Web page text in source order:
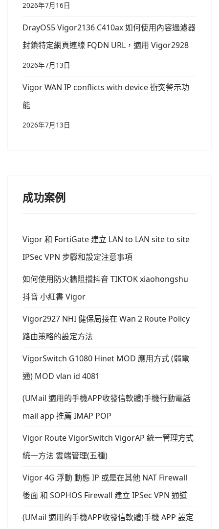
2026年7月16日
DrayOS5 Vigor2136 C410ax 如何使用內容過濾器
封鎖特定網頁連線 FQDN URL，適用 Vigor2928
2026年7月13日
Vigor WAN IP conflicts with device 衝突警示功
能
2026年7月13日
成功案例
Vigor 和 FortiGate 建立 LAN to LAN site to site
IPSec VPN 步驟和設定注意事項
如何使用防火牆阻擋抖音 TIKTOK xiaohongshu
抖音 小紅書 Vigor
Vigor2927 NHI 健保局接在 Wan 2 Route Policy
路由策略的設定方法
VigorSwitch G1080 Hinet MOD 應用方式 (弱電
通) MOD vlan id 4081
(UMail 適用的手機APP收發信軟體)手機行動電話
mail app 推薦 IMAP POP
Vigor Route VigorSwitch VigorAP 統一管理方式
統一方法 雲端管理(五種)
Vigor 4G 浮動 動態 IP 或是在其他 NAT Firewall
後面 和 SOPHOS Firewall 建立 IPSec VPN 通道
(UMail 適用的手機APP收發信軟體)手機 APP 設定